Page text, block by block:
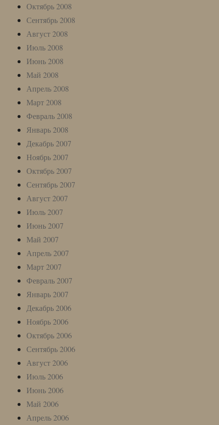
Октябрь 2008
Сентябрь 2008
Август 2008
Июль 2008
Июнь 2008
Май 2008
Апрель 2008
Март 2008
Февраль 2008
Январь 2008
Декабрь 2007
Ноябрь 2007
Октябрь 2007
Сентябрь 2007
Август 2007
Июль 2007
Июнь 2007
Май 2007
Апрель 2007
Март 2007
Февраль 2007
Январь 2007
Декабрь 2006
Ноябрь 2006
Октябрь 2006
Сентябрь 2006
Август 2006
Июль 2006
Июнь 2006
Май 2006
Апрель 2006